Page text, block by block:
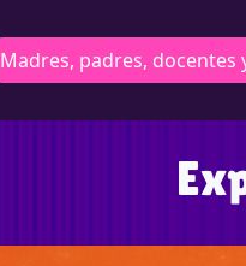
Madres, padres, docentes